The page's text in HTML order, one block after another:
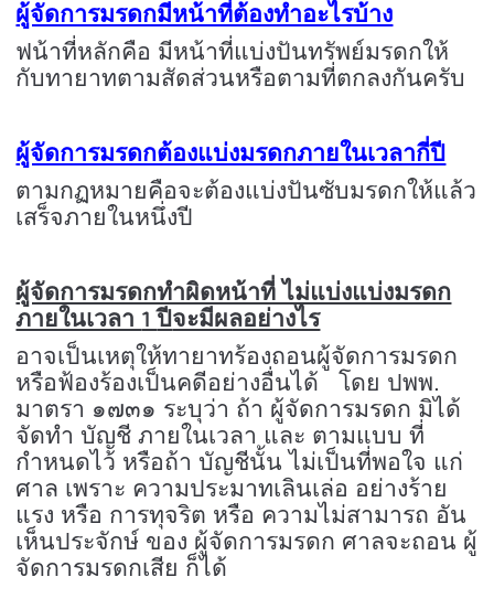
ผู้จัดการมรดกมีหน้าที่ต้องทำอะไรบ้าง
ฟน้าที่หลักคือ มีหน้าที่แบ่งปันทรัพย์มรดกให้
กับทายาทตามสัดส่วนหรือตามที่ตกลงกันครับ
ผู้จัดการมรดกต้องแบ่งมรดกภายในเวลากี่ปี
ตามกฏหมายคือจะต้องแบ่งปันซับมรดกให้แล้ว
เสร็จภายในหนึ่งปี
ผู้จัดการมรดกทำผิดหน้าที่ ไม่แบ่งแบ่งมรดก
ภายในเวลา 1ปีจะมีผลอย่างไร
อาจเป็นเหตุให้ทายาทร้องถอนผู้จัดการมรดก
หรือฟ้องร้องเป็นคดีอย่างอื่นได้ โดย ปพพ.
มาตรา ๑๗๓๑ ระบุว่า ถ้า ผู้จัดการมรดก มิได้
จัดทำ บัญชี ภายในเวลา และ ตามแบบ ที่
กำหนดไว้ หรือถ้า บัญชีนั้น ไม่เป็นที่พอใจ แก่
ศาล เพราะ ความประมาทเลินเล่อ อย่างร้าย
แรง หรือ การทุจริต หรือ ความไม่สามารถ อัน
เห็นประจักษ์ ของ ผู้จัดการมรดก ศาลจะถอน ผู้
จัดการมรดกเสีย ก็ได้